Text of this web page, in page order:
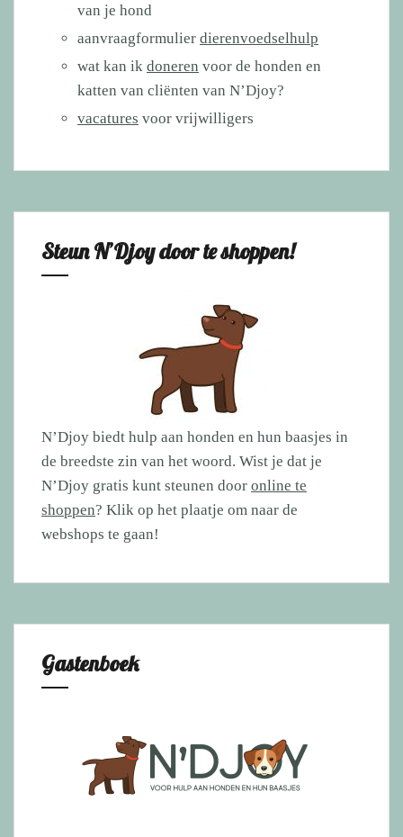
van je hond
aanvraagformulier dierenvoedselhulp
wat kan ik doneren voor de honden en
katten van cliënten van N’Djoy?
vacatures voor vrijwilligers
Steun N’Djoy door te shoppen!
N’Djoy biedt hulp aan honden en hun baasjes in
de breedste zin van het woord. Wist je dat je
N’Djoy gratis kunt steunen door online te
shoppen? Klik op het plaatje om naar de
webshops te gaan!
Gastenboek